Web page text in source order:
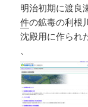
明治初期に渡良
件の鉱毒の利根
沈殿用に作られ